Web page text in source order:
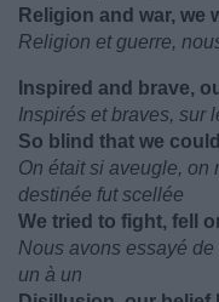
Religion and war, we
Religion et guerre,
Inspired and brave,
Inspirés et braves, sur
So blind that we
On était si aveugle, on
destinée fut scellée
We tried to fight, fell
Nous avons essayé
un à un